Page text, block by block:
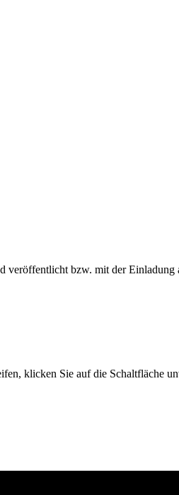
veröffentlicht bzw. mit der
klicken Sie auf die Schaltfläche